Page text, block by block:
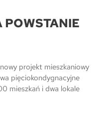
projekt mieszkaniowy
pięciokondygnacyjne
mieszkań i dwa lokale
000 zł